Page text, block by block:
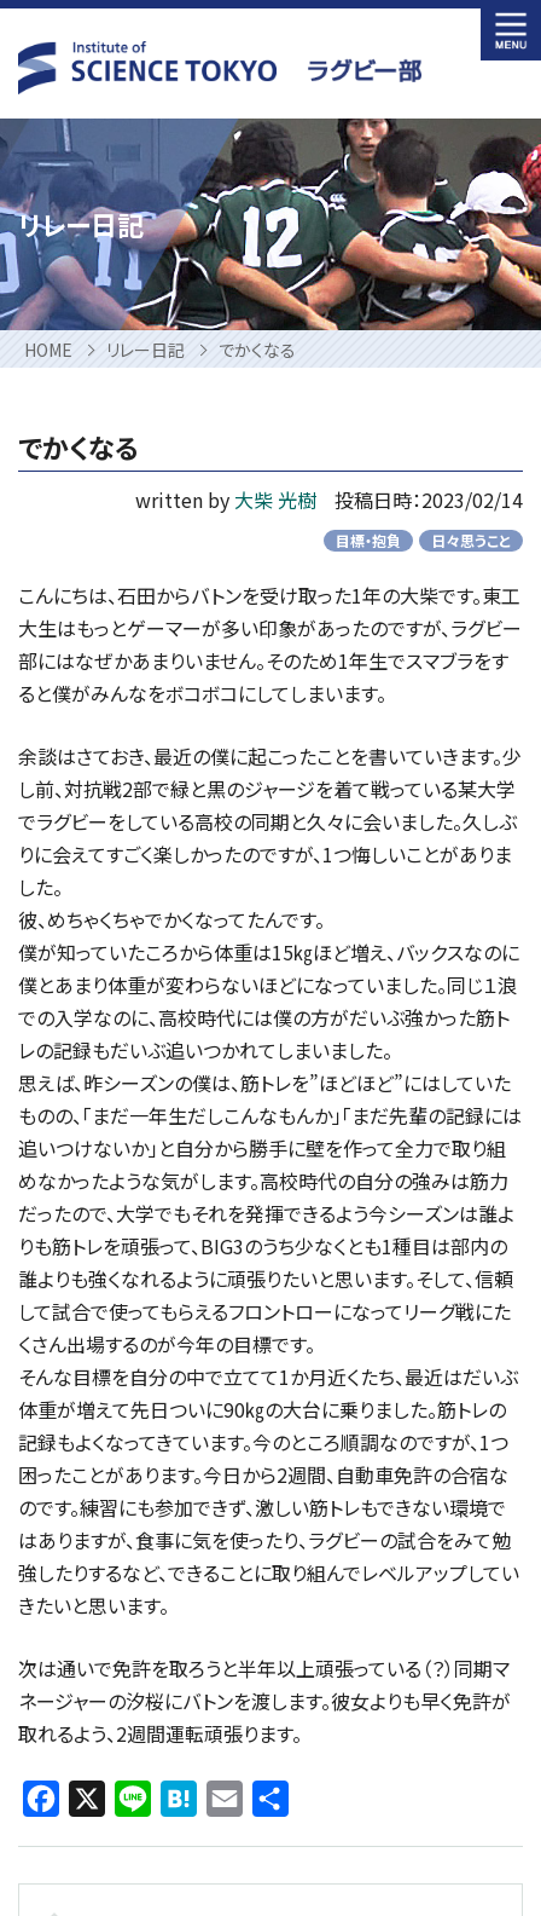
Skip
to
content
リレー日記
HOME リレー日記 でかくなる
でかくなる
written by 大柴 光樹 投稿日時：2023/02/14
目標・抱負 日々思うこと
こんにちは、石田からバトンを受け取った1年の大柴です。東工
大生はもっとゲーマーが多い印象があったのですが、ラグビー
部にはなぜかあまりいません。そのため1年生でスマブラをす
ると僕がみんなをボコボコにしてしまいます。
余談はさておき、最近の僕に起こったことを書いていきます。少
し前、対抗戦2部で緑と黒のジャージを着て戦っている某大学
でラグビーをしている高校の同期と久々に会いました。久しぶ
りに会えてすごく楽しかったのですが、1つ悔しいことがありま
した。
彼、めちゃくちゃでかくなってたんです。
僕が知っていたころから体重は15㎏ほど増え、バックスなのに
僕とあまり体重が変わらないほどになっていました。同じ１浪
での入学なのに、高校時代には僕の方がだいぶ強かった筋ト
レの記録もだいぶ追いつかれてしまいました。
思えば、昨シーズンの僕は、筋トレを”ほどほど”にはしていた
ものの、「まだ一年生だしこんなもんか」「まだ先輩の記録には
追いつけないか」と自分から勝手に壁を作って全力で取り組
めなかったような気がします。高校時代の自分の強みは筋力
だったので、大学でもそれを発揮できるよう今シーズンは誰よ
りも筋トレを頑張って、BIG3のうち少なくとも1種目は部内の
誰よりも強くなれるように頑張りたいと思います。そして、信頼
して試合で使ってもらえるフロントローになってリーグ戦にた
くさん出場するのが今年の目標です。
そんな目標を自分の中で立てて1か月近くたち、最近はだいぶ
体重が増えて先日ついに90㎏の大台に乗りました。筋トレの
記録もよくなってきています。今のところ順調なのですが、1つ
困ったことがあります。今日から2週間、自動車免許の合宿な
のです。練習にも参加できず、激しい筋トレもできない環境で
はありますが、食事に気を使ったり、ラグビーの試合をみて勉
強したりするなど、できることに取り組んでレベルアップしてい
きたいと思います。
次は通いで免許を取ろうと半年以上頑張っている（？）同期マ
ネージャーの汐桜にバトンを渡します。彼女よりも早く免許が
取れるよう、2週間運転頑張ります。
Facebook Line HatenaEmail